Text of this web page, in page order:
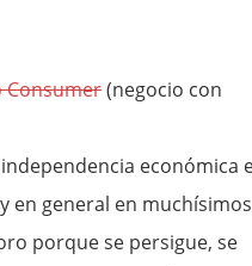
Consumer(negocio con
económica
en general en muchísimos
porque se persigue, se